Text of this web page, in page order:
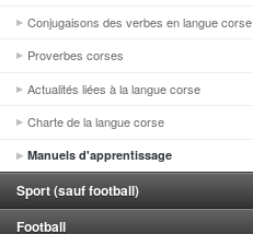
Conjugaisons des verbes en langue corse
Proverbes corses
Actualités liées à la langue corse
Charte de la langue corse
Manuels d'apprentissage
Sport (sauf football)
Football